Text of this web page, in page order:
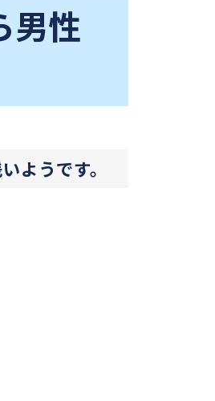
男性
ようです。